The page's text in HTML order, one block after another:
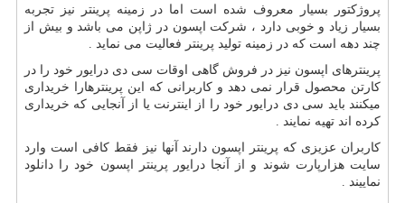
پروژکتور بسیار معروف شده است اما در زمینه پرینتر نیز تجربه
بسیار زیاد و خوبی دارد ، شرکت اپسون در ژاپن می باشد و بیش از
چند دهه است که در زمینه تولید پرینتر فعالیت می نماید .
پرینترهای اپسون نیز در فروش گاهی اوقات سی دی درایور خود را در
کارتن محصول قرار نمی دهد و کاربرانی که این پرینترهارا خریداری
میکنند باید سی دی درایور خود را از اینترنت یا از آنجایی که خریداری
کرده اند تهیه نمایند .
کاربران عزیزی که پرینتر اپسون دارند آنها نیز فقط کافی است وارد
سایت هزارپارت شوند و از آنجا درایور پرینتر اپسون خود را دانلود
نماییند .